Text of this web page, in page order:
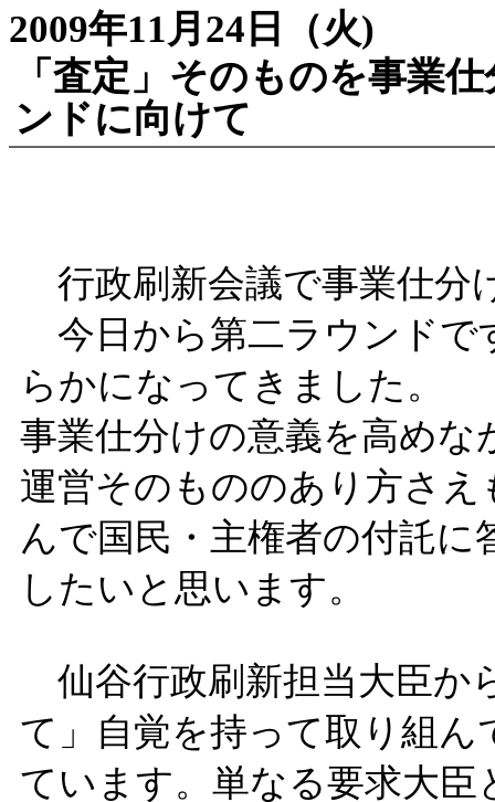
2009年11月24日（火)
「査定」そのものを事業
ンドに向けて
行政刷新会議で事業仕分
今日から第二ラウンドで
らかになってきました。
事業仕分けの意義を高め
運営そのもののあり方さえ
んで国民・主権者の付託
したいと思います。
仙谷行政刷新担当大臣か
て」自覚を持って取り組
ています。単なる要求大